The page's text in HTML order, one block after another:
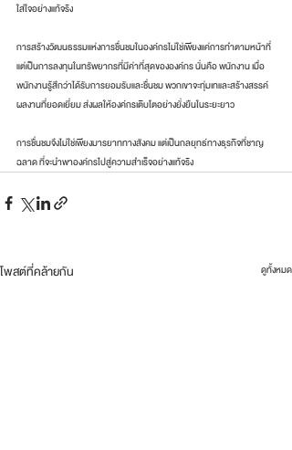
ใส่ใจอย่างแท้จริง
การสร้างวัฒนธรรมแห่งการชื่นชมในองค์กรไม่ใช่เพียงแค่การทำตามหน้าที่
แต่เป็นการลงทุนในทรัพยากรที่มีค่าที่สุดขององค์กร นั่นคือ พนักงาน เมื่อ
พนักงานรู้สึกว่าได้รับการยอมรับและชื่นชม พวกเขาจะทุ่มเทและสร้างสรรค์
ผลงานที่ยอดเยี่ยม ส่งผลให้องค์กรเติบโตอย่างยั่งยืนในระยะยาว
การชื่นชมจึงไม่ใช่เพียงมารยาททางสังคม แต่เป็นกลยุทธ์ทางธุรกิจที่ชาญ
ฉลาด ที่จะนำพาองค์กรไปสู่ความสำเร็จอย่างแท้จริง
โพสต์ที่คล้ายกัน ดูทั้งหมด